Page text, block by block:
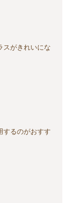
スがきれいにな
するのがおすす